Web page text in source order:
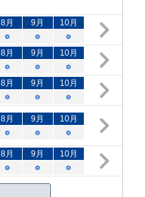
8月 9月 10月
○
○ ○
8月 9月 10月
○
○ ○
8月 9月 10月
○
○ ○
8月 9月 10月
○
○ ○
8月 9月 10月
○
○ ○